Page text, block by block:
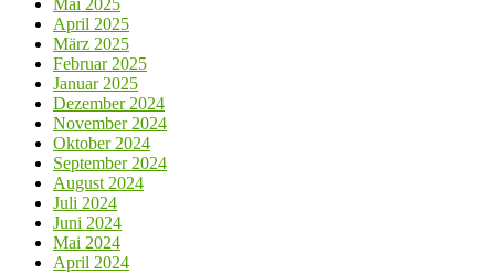
April 2025
März 2025
Februar 2025
Januar 2025
Dezember 2024
November 2024
Oktober 2024
September 2024
August 2024
Juli 2024
Juni 2024
Mai 2024
April 2024